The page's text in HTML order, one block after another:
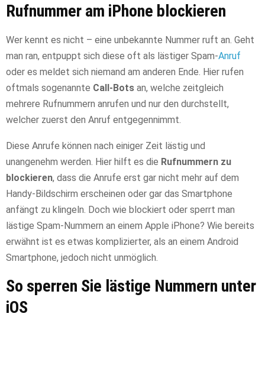
Rufnummer am iPhone blockieren
Wer kennt es nicht – eine unbekannte Nummer ruft an. Geht
man ran, entpuppt sich diese oft als lästiger Spam-Anruf
oder es meldet sich niemand am anderen Ende. Hier rufen
oftmals sogenannte Call-Bots an, welche zeitgleich
mehrere Rufnummern anrufen und nur den durchstellt,
welcher zuerst den Anruf entgegennimmt.
Diese Anrufe können nach einiger Zeit lästig und
unangenehm werden. Hier hilft es die Rufnummern zu
blockieren, dass die Anrufe erst gar nicht mehr auf dem
Handy-Bildschirm erscheinen oder gar das Smartphone
anfängt zu klingeln. Doch wie blockiert oder sperrt man
lästige Spam-Nummern an einem Apple iPhone? Wie bereits
erwähnt ist es etwas komplizierter, als an einem Android
Smartphone, jedoch nicht unmöglich.
So sperren Sie lästige Nummern unter
iOS